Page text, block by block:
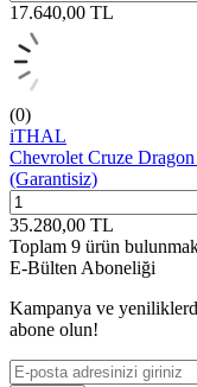
17.640,00 TL
(0)
iTHAL
Chevrolet Cruze
(Garantisiz)
35.280,00 TL
Toplam 9 ürün
E-Bülten Aboneliği
Kampanya ve
abone olun!